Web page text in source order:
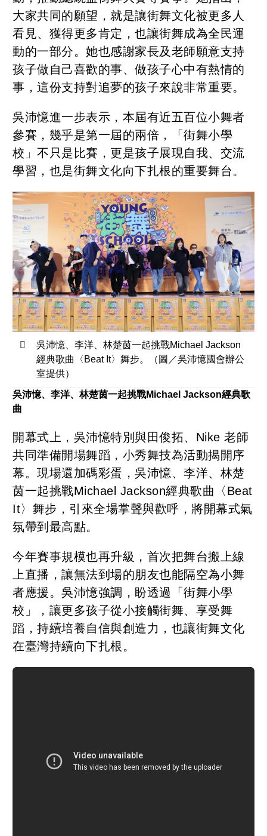
大家共同的願望，就是讓街舞文化被更多人
看見、獲得更多肯定，也讓街舞成為全民運
動的一部分。她也感謝家長及老師願意支持
孩子做自己喜歡的事、做孩子心中有熱情的
事，這份支持對追夢的孩子來說非常重要。
吳沛憶進一步表示，本屆有近五百位小舞者
參賽，幾乎是第一屆的兩倍，「街舞小學
校」不只是比賽，更是孩子展現自我、交流
學習，也是街舞文化向下扎根的重要舞台。
吳沛憶、李洋、林楚茵一起挑戰Michael Jackson
經典歌曲〈Beat It〉舞步。（圖／吳沛憶國會辦公
室提供）
吳沛憶、李洋、林楚茵一起挑戰Michael Jackson經典歌
曲
開幕式上，吳沛憶特別與田俊拓、Nike 老師
共同準備開場舞蹈，小秀舞技為活動揭開序
幕。現場還加碼彩蛋，吳沛憶、李洋、林楚
茵一起挑戰Michael Jackson經典歌曲〈Beat
It〉舞步，引來全場掌聲與歡呼，將開幕式氣
氛帶到最高點。
今年賽事規模也再升級，首次把舞台搬上線
上直播，讓無法到場的朋友也能隔空為小舞
者應援。吳沛憶強調，盼透過「街舞小學
校」，讓更多孩子從小接觸街舞、享受舞
蹈，持續培養自信與創造力，也讓街舞文化
在臺灣持續向下扎根。